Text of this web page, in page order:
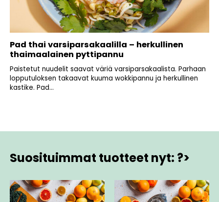
Pad thai varsiparsakaalilla – herkullinen
thaimaalainen pyttipannu
Paistetut nuudelit saavat väriä varsiparsakaalista. Parhaan
lopputuloksen takaavat kuuma wokkipannu ja herkullinen
kastike. Pad...
Suosituimmat tuotteet nyt: ?>